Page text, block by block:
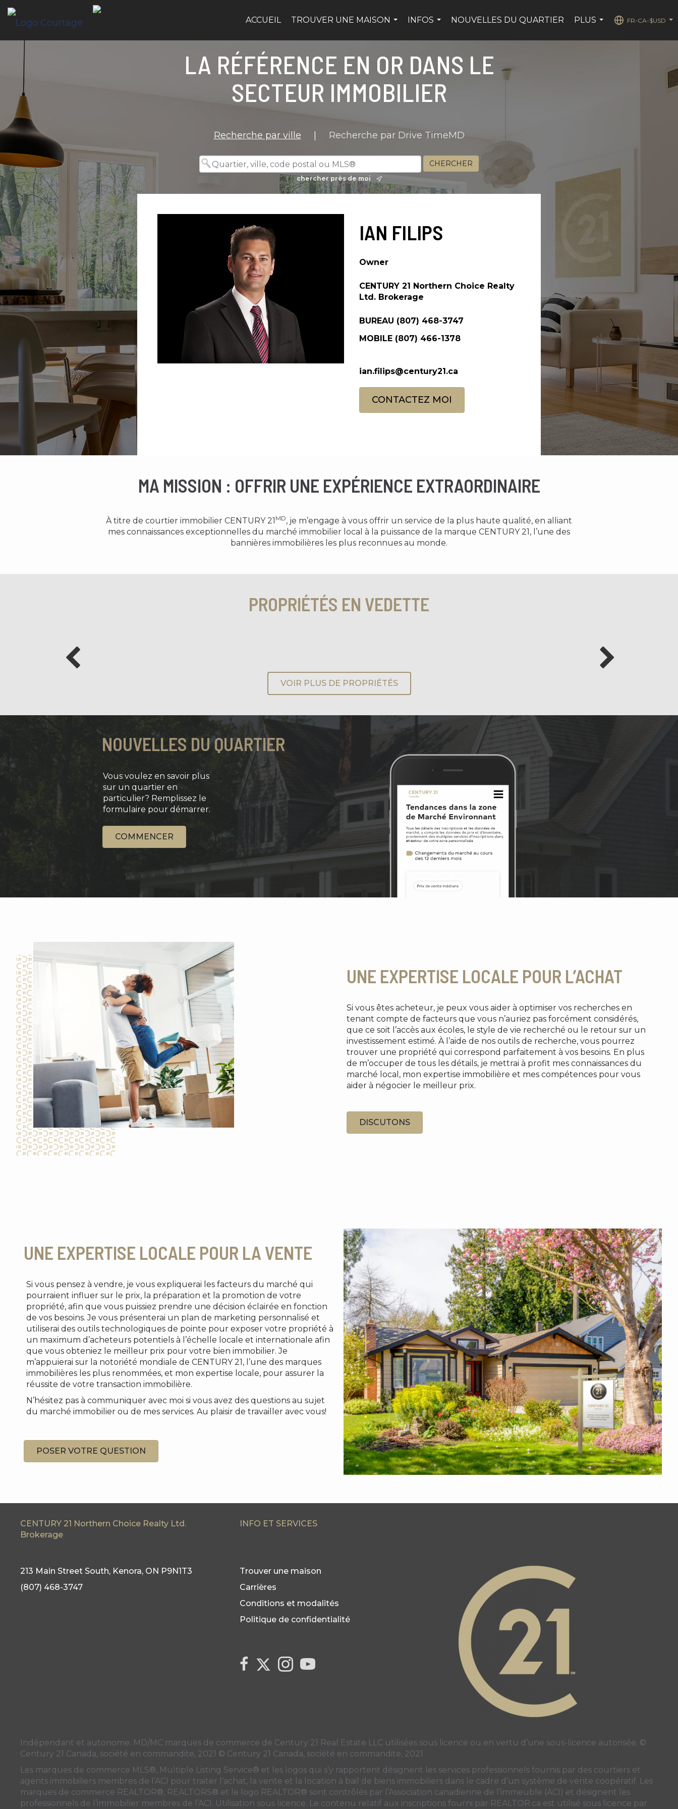
ACCUEIL
TROUVER UNE MAISON
INFOS
NOUVELLES DU QUARTIER
PLUS
FR-CA-$USD
LA RÉFÉRENCE EN OR DANS LE
SECTEUR IMMOBILIER
Recherche par ville Recherche par Drive TimeMD
chercher près de moi
IAN FILIPS
Owner
CENTURY 21 Northern Choice Realty
Ltd. Brokerage
BUREAU (807) 468-3747
MOBILE (807) 466-1378
ian.filips@century21.ca
CONTACTEZ MOI
MA MISSION : OFFRIR UNE EXPÉRIENCE EXTRAORDINAIRE
À titre de courtier immobilier CENTURY 21 MD, je m’engage à vous offrir un service de la plus haute qualité, en alliant
mes connaissances exceptionnelles du marché immobilier local à la puissance de la marque CENTURY 21, l’une des
bannières immobilières les plus reconnues au monde.
PROPRIÉTÉS EN VEDETTE
VOIR PLUS DE PROPRIÉTÉS
NOUVELLES DU QUARTIER
Vous voulez en savoir plus
sur un quartier en
particulier? Remplissez le
formulaire pour démarrer.
COMMENCER
UNE EXPERTISE LOCALE POUR L’ACHAT
Si vous êtes acheteur, je peux vous aider à optimiser vos recherches en
tenant compte de facteurs que vous n’auriez pas forcément considérés,
que ce soit l’accès aux écoles, le style de vie recherché ou le retour sur un
investissement estimé. À l’aide de nos outils de recherche, vous pourrez
trouver une propriété qui correspond parfaitement à vos besoins. En plus
de m’occuper de tous les détails, je mettrai à profit mes connaissances du
marché local, mon expertise immobilière et mes compétences pour vous
aider à négocier le meilleur prix.
DISCUTONS
UNE EXPERTISE LOCALE POUR LA VENTE
Si vous pensez à vendre, je vous expliquerai les facteurs du marché qui
pourraient influer sur le prix, la préparation et la promotion de votre
propriété, afin que vous puissiez prendre une décision éclairée en fonction
de vos besoins. Je vous présenterai un plan de marketing personnalisé et
utiliserai des outils technologiques de pointe pour exposer votre propriété à
un maximum d’acheteurs potentiels à l’échelle locale et internationale afin
que vous obteniez le meilleur prix pour votre bien immobilier. Je
m’appuierai sur la notoriété mondiale de CENTURY 21, l’une des marques
immobilières les plus renommées, et mon expertise locale, pour assurer la
réussite de votre transaction immobilière.
N’hésitez pas à communiquer avec moi si vous avez des questions au sujet
du marché immobilier ou de mes services. Au plaisir de travailler avec vous!
POSER VOTRE QUESTION
CENTURY 21 Northern Choice Realty Ltd.
Brokerage
INFO ET SERVICES
213 Main Street South, Kenora, ON P9N1T3
(807) 468-3747
Trouver une maison
Carrières
Conditions et modalités
Politique de confidentialité
link to Century 21 Canada's facebook page
Link to Century 21 Canada's Twitter page
Link to Century 21 Canada's Instagram page
link to Century 21 Canada's YouTube page
Indépendant et autonome. MD/MC marques de commerce de Century 21 Real Estate LLC utilisées sous licence ou en vertu d’une sous-licence autorisée. ©
Century 21 Canada, société en commandite, 2021 © Century 21 Canada, société en commandite, 2021
Les marques de commerce MLS®, Multiple Listing Service® et les logos qui s’y rapportent désignent les services professionnels fournis par des courtiers et
agents immobiliers membres de l’ACI
pour traiter l’achat, la vente et la location à bail de biens immobiliers dans le cadre d’un système de vente coopératif. Les
marques de commerce REALTOR®, REALTORS® et le logo REALTOR® sont contrôlés par l’Association canadienne de l’immeuble (ACI) et désignent les
professionnels de l’immobilier membres de l’ACI. Utilisation sous licence. Le contenu relatif aux inscriptions fourni par REALTOR.ca est utilisé sous licence par